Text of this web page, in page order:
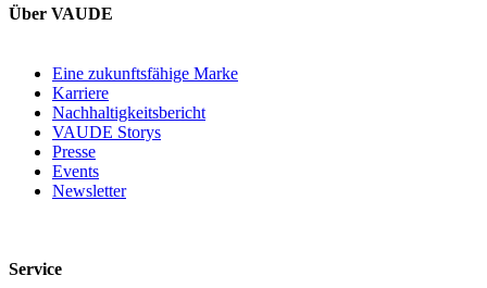
Über VAUDE
Eine zukunftsfähige Marke
Karriere
Nachhaltigkeitsbericht
VAUDE Storys
Presse
Events
Newsletter
Service